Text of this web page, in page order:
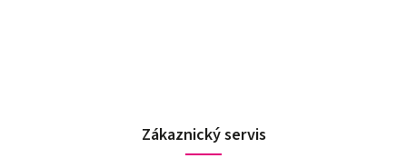
Zákaznický servis